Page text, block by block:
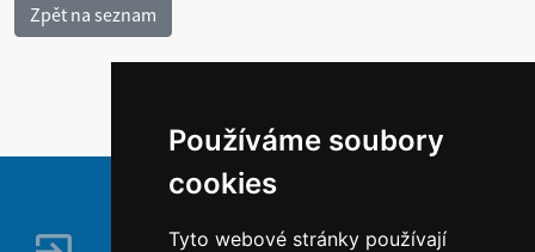
Používáme soubory
cookies
Tyto webové stránky používají